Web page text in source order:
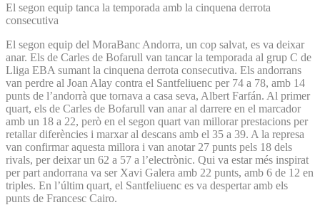
El segon equip tanca la temporada amb la cinquena derrota
consecutiva
El segon equip del MoraBanc Andorra, un cop salvat, es va deixar
anar. Els de Carles de Bofarull van tancar la temporada al grup C de
Lliga EBA sumant la cinquena derrota consecutiva. Els andorrans
van perdre al Joan Alay contra el Santfeliuenc per 74 a 78, amb 14
punts de l’andorrà que tornava a casa seva, Albert Farfán. Al primer
quart, els de Carles de Bofarull van anar al darrere en el marcador
amb un 18 a 22, però en el segon quart van millorar prestacions per
retallar diferències i marxar al descans amb el 35 a 39. A la represa
van confirmar aquesta millora i van anotar 27 punts pels 18 dels
rivals, per deixar un 62 a 57 a l’electrònic. Qui va estar més inspirat
per part andorrana va ser Xavi Galera amb 22 punts, amb 6 de 12 en
triples. En l’últim quart, el Santfeliuenc es va despertar amb els
punts de Francesc Cairo.